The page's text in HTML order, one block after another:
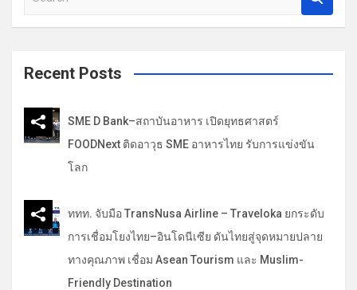
งa
c
Recent Posts
SME D Bank–สถาบันอาหาร เปิดยุทธศาสตร์
FOODNext ติดอาวุธ SME อาหารไทย รับการแข่งขัน
โลก
ททท. จับมือ TransNusa Airline – Traveloka ยกระดับ
การเชื่อมโยงไทย–อินโดนีเซีย ดันไทยสู่จุดหมายปลาย
ทางคุณภาพ เชื่อม Asean Tourism และ Muslim-
Friendly Destination